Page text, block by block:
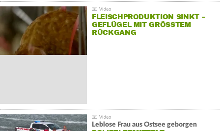
FLEISCHPRODUKTION SINKT –
GEFLÜGEL MIT GRÖSSTEM R
ÜCKGANG
Leblose Frau aus Ostsee geborgen